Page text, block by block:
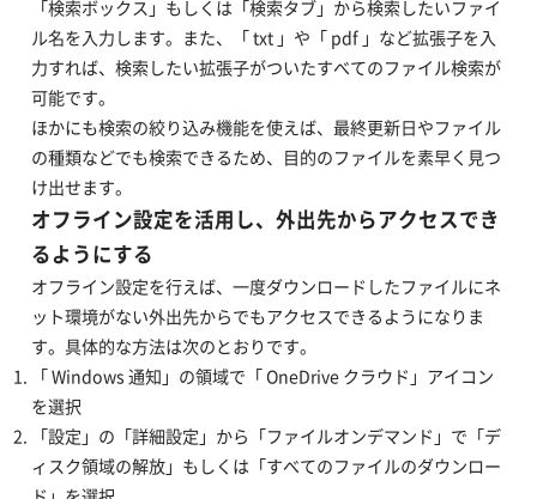
「検索ボックス」もしくは「検索タブ」から検索したいファイ
ル名を入力します。また、「 txt 」や「 pdf 」など拡張子を入
力すれば、検索したい拡張子がついたすべてのファイル検索が
可能です。
​ほかにも検索の絞り込み機能を使えば、最終更新日やファイル
の種類などでも検索できるため、目的のファイルを素早く見つ
け出せます。
​オフライン設定を活用し、外出先からアクセスでき
るようにする
​オフライン設定を行えば、一度ダウンロードしたファイルにネ
ット環境がない外出先からでもアクセスできるようになりま
す。具体的な方法は次のとおりです。
​「 Windows 通知」の領域で「 OneDrive クラウド」アイコン
を選択
​「設定」の「詳細設定」から「ファイルオンデマンド」で「デ
ィスク領域の解放」もしくは「すべてのファイルのダウンロー